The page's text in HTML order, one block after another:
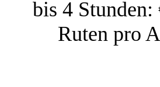
bis 4 Stunden:
Ruten pro